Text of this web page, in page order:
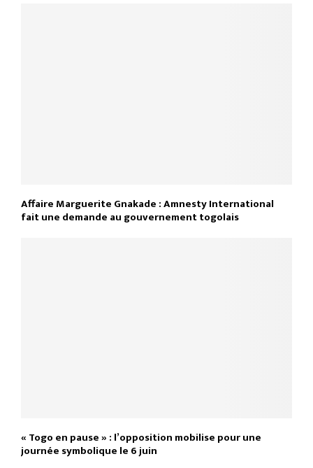
Affaire Marguerite Gnakade : Amnesty International
fait une demande au gouvernement togolais
« Togo en pause » : l’opposition mobilise pour une
journée symbolique le 6 juin